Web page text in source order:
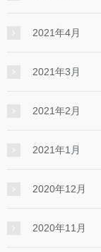
2021年4月
2021年3月
2021年2月
2021年1月
2020年12月
2020年11月